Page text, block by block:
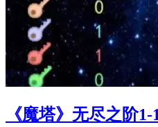
《魔塔》无尽之阶